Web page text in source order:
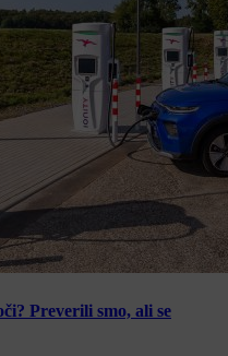
Preverili smo, ali se